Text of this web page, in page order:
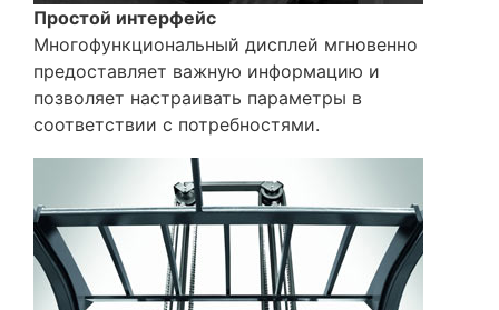
Простой интерфейс
Многофункциональный дисплей мгновенно
предоставляет важную информацию и
позволяет настраивать параметры в
соответствии с потребностями.